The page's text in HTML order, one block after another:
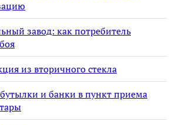
завод: как потребитель
из вторичного стекла
и банки в пункт приема